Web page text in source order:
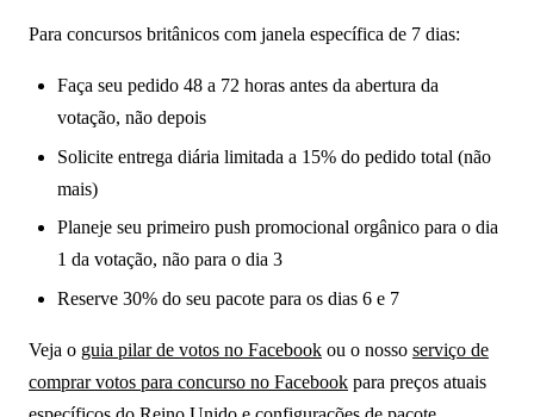
Para concursos britânicos com janela específica de 7 dias:
Faça seu pedido 48 a 72 horas antes da abertura da
votação, não depois
Solicite entrega diária limitada a 15% do pedido total (não
mais)
Planeje seu primeiro push promocional orgânico para o dia
1 da votação, não para o dia 3
Reserve 30% do seu pacote para os dias 6 e 7
Veja o guia pilar de votos no Facebook ou o nosso serviço de
comprar votos para concurso no Facebook para preços atuais